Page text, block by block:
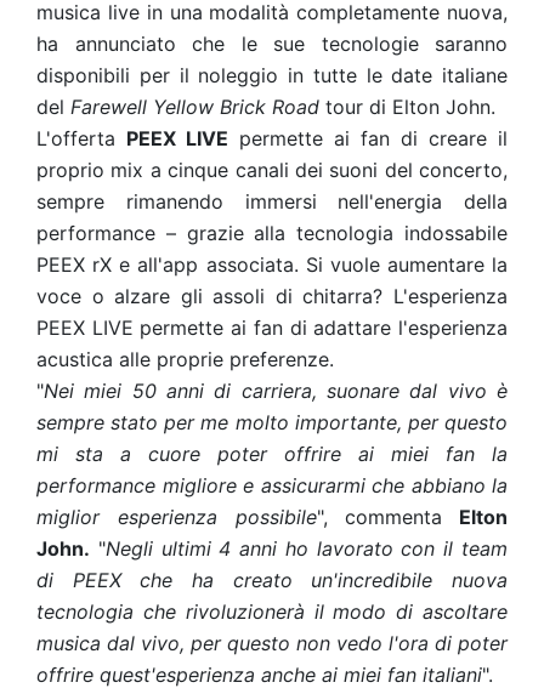
musica live in una modalità completamente nuova,
ha annunciato che le sue tecnologie saranno
disponibili per il noleggio in tutte le date italiane
del Farewell Yellow Brick Road tour di Elton John.
L'offerta PEEX LIVE permette ai fan di creare il
proprio mix a cinque canali dei suoni del concerto,
sempre rimanendo immersi nell'energia della
performance – grazie alla tecnologia indossabile
PEEX rX e all'app associata. Si vuole aumentare la
voce o alzare gli assoli di chitarra? L'esperienza
PEEX LIVE permette ai fan di adattare l'esperienza
acustica alle proprie preferenze.
"Nei miei 50 anni di carriera, suonare dal vivo è
sempre stato per me molto importante, per questo
mi sta a cuore poter offrire ai miei fan la
performance migliore e assicurarmi che abbiano la
miglior esperienza possibile", commenta Elton
John. "Negli ultimi 4 anni ho lavorato con il team
di PEEX che ha creato un'incredibile nuova
tecnologia che rivoluzionerà il modo di ascoltare
musica dal vivo, per questo non vedo l'ora di poter
offrire quest'esperienza anche ai miei fan italiani".